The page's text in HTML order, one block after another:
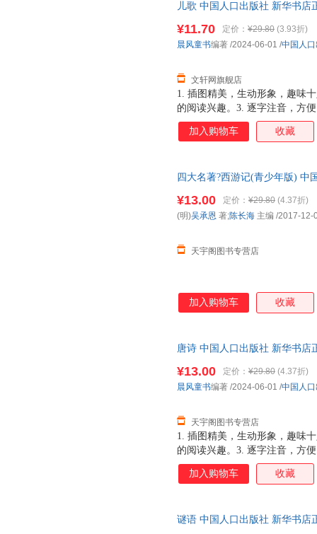
儿歌 中国人口出版社 新华书店
1. 插图精美，生动形象，趣味
的阅读兴趣。3. 逐字注音，方
习兴趣。 5. 优良纸张，印刷清
¥11.70 定价： ¥29.80 (3.93折)
文轩网旗舰店
晨风童书编著 /2024-06-01 /中国人
加入购物车 收藏
四大名著?西游记(青少年版) 中
¥13.00 定价： ¥29.80 (4.37折)
天宇阁图书专营店
(明)吴承恩 著;陈长海 主编 /2017-12-
加入购物车 收藏
唐诗 中国人口出版社 新华书店
1. 插图精美，生动形象，趣味
的阅读兴趣。3. 逐字注音，方
习兴趣。 5. 优良纸张，印刷清
¥13.00 定价： ¥29.80 (4.37折)
天宇阁图书专营店
晨风童书编著 /2024-06-01 /中国人
加入购物车 收藏
谜语 中国人口出版社 新华书店